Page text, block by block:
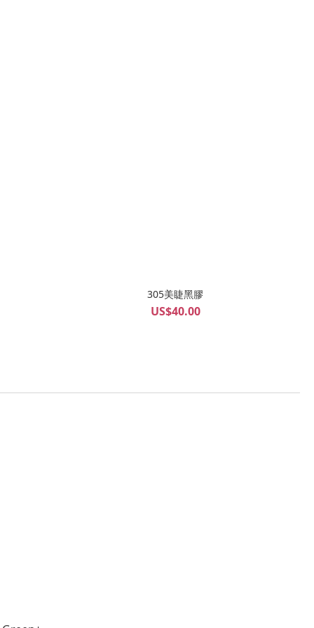
305美睫黑膠
US$40.00